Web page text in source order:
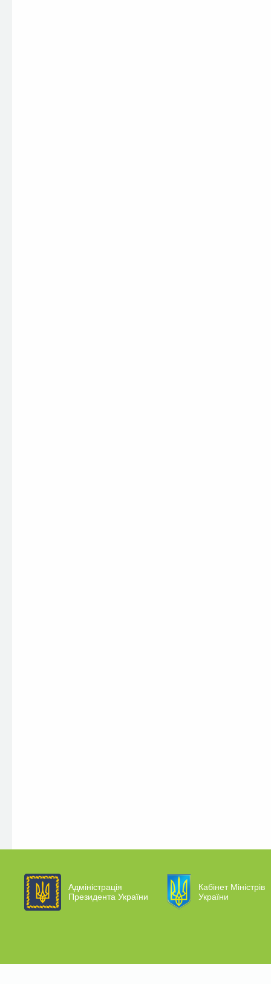
Адміністрація
Президента України
Кабінет Міністрів
України